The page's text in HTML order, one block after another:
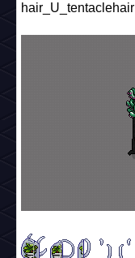
hair_U_tentaclehair